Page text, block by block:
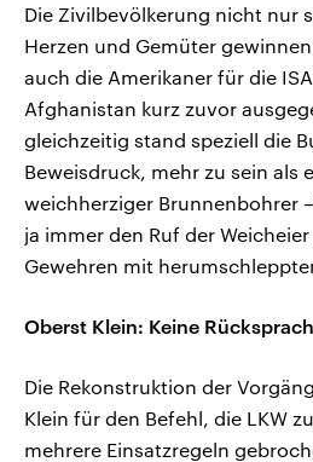
Die Zivilbevölkerung nicht nur
Herzen und Gemüter
auch die Amerikaner für die
Afghanistan kurz zuvor
gleichzeitig stand speziell die
Beweisdruck, mehr zu sein als
weichherziger Brunnenbohrer
ja immer den Ruf der
Gewehren mit
Oberst Klein: Keine
Die Rekonstruktion der
Klein für den Befehl, die LKW
mehrere Einsatzregeln